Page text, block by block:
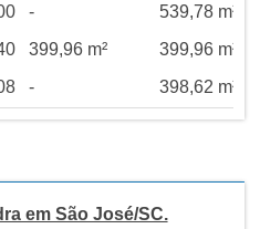
- 539,78 m²
399,96 m² 399,96 m²
- 398,62 m²
em São José/SC.